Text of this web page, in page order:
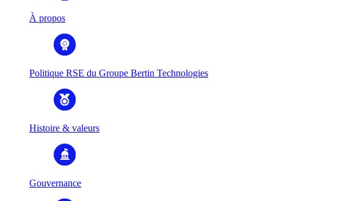
À propos
Politique RSE du Groupe Bertin Technologies
Histoire & valeurs
Gouvernance